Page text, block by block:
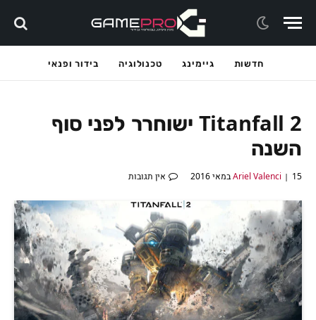
חדשות גיימינג טכנולוגיה בידור ופנאי
Titanfall 2 ישוחרר לפני סוף
השנה
Ariel Valenci 15 במאי 2016 אין תגובות